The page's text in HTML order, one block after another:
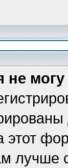
не
этот
лучше